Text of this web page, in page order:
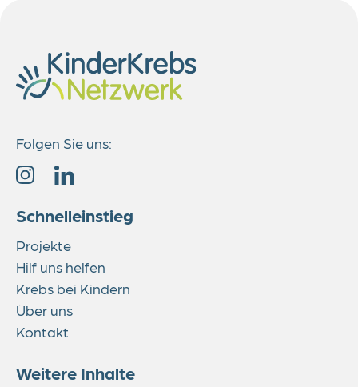
Folgen Sie uns:
Schnelleinstieg
Projekte
Hilf uns helfen
Krebs bei Kindern
Über uns
Kontakt
Weitere Inhalte